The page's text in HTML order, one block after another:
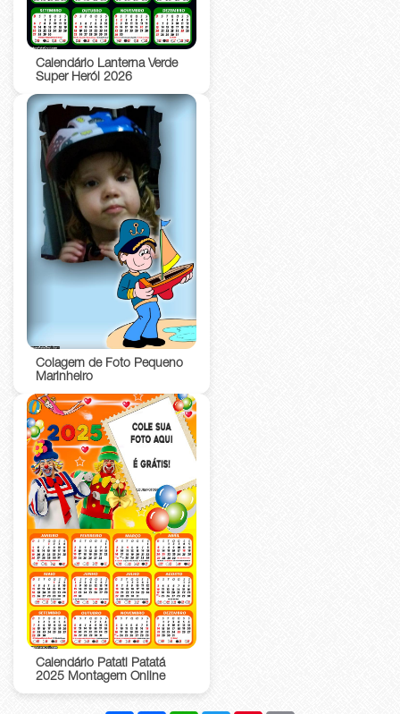
Calendário Lanterna Verde
Super Herói 2026
Colagem de Foto Pequeno
Marinheiro
Calendário Patati Patatá
2025 Montagem Online